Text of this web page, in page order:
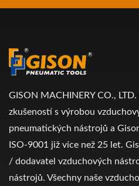
GISON MACHINERY CO.,
zkušeností s výrobou
pneumatických nástrojů a
ISO-9001 již více než 25 let.
/ dodavatel vzduchových
nástrojů. Všechny naše